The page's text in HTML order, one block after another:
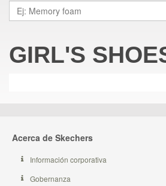
GIRL'S
Acerca de Skechers
Información corporativa
Gobernanza